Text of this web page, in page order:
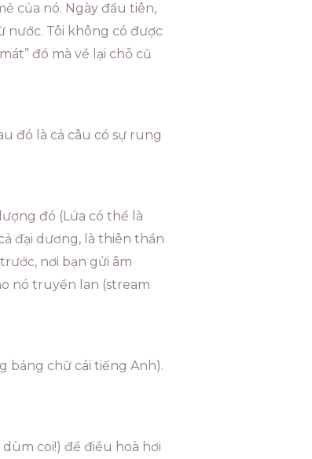
của nó. Ngày đầu tiên,
nước. Tôi không có được
đó mà về lại chỗ cũ
đó là cả câu có sự rung
đó (Lửa có thể là
đại dương, là thiên thần
nơi bạn gửi âm
nó truyền lan (stream
bảng chữ cái tiếng Anh).
coi!) để điều hoà hơi